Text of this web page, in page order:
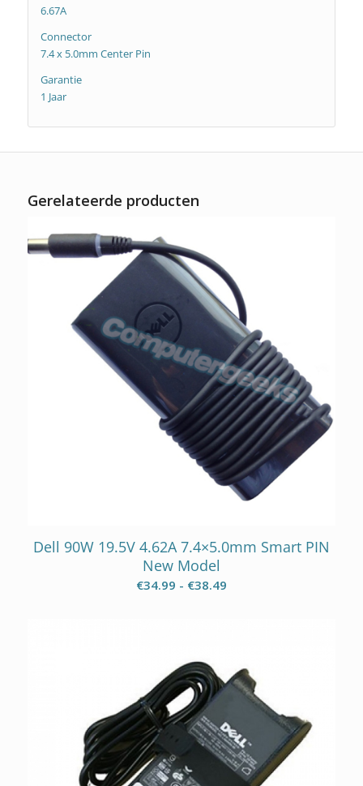
6.67A
Connector
7.4 x 5.0mm Center Pin
Garantie
1 Jaar
Gerelateerde producten
Dell 90W 19.5V 4.62A 7.4×5.0mm Smart PIN
New Model
€34.99 - €38.49Prijsklasse: